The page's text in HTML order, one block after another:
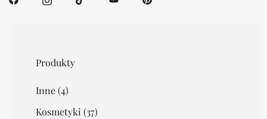
Produkty
Inne(4)
Kosmetyki (37)